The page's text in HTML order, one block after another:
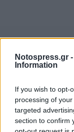
Notospress.gr -
Information
If you wish to opt-
processing of
targeted
section to confirm